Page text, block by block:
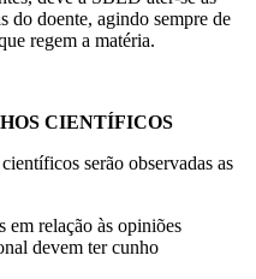
do doente, agindo sempre de
regem a matéria.
CIENTÍFICOS
serão observadas as
em relação às opiniões
devem ter cunho